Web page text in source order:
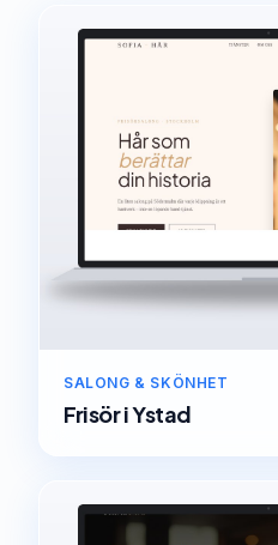
SALONG & SKÖNHET
FrisöriYstad